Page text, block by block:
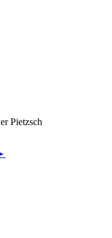
Pietzsch